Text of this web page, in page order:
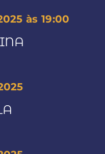
às 19:00